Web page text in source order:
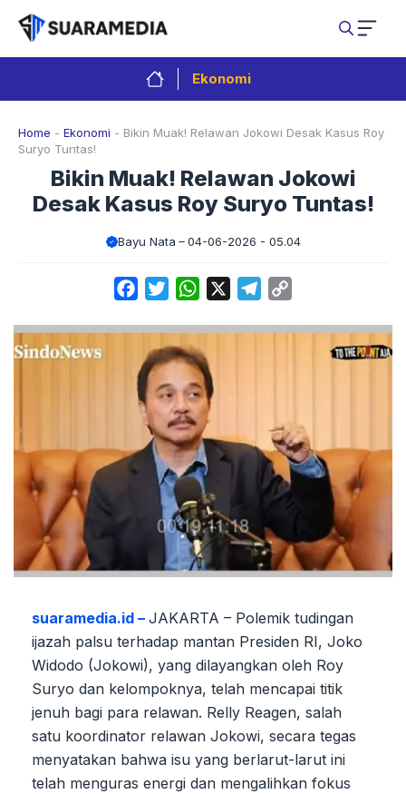
Langsung
isi
Ekonomi
Home - Ekonomi - Bikin Muak! Relawan Jokowi Desak Kasus Roy
Suryo Tuntas!
Bikin Muak! Relawan Jokowi
Desak Kasus Roy Suryo Tuntas!
Bayu Nata 04-06-2026 - 05.04
FacebookTwitterWhatsApp Telegram
suaramedia.id – JAKARTA – Polemik tudingan
ijazah palsu terhadap mantan Presiden RI, Joko
Widodo (Jokowi), yang dilayangkan oleh Roy
Suryo dan kelompoknya, telah mencapai titik
jenuh bagi para relawan. Relly Reagen, salah
satu koordinator relawan Jokowi, secara tegas
menyatakan bahwa isu yang berlarut-larut ini
telah menguras energi dan mengalihkan fokus